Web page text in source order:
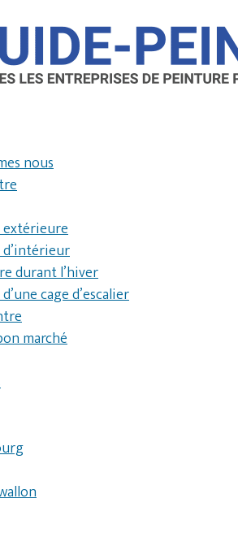
nous
durant l’hiver
cage d’escalier
marché